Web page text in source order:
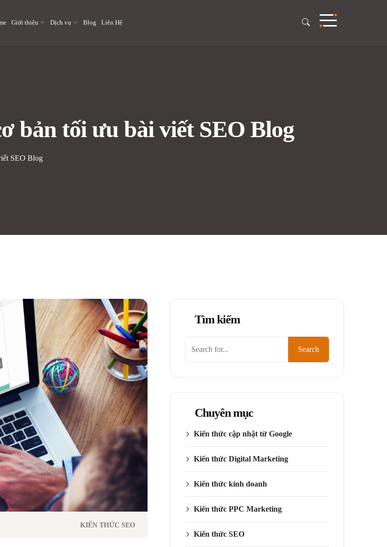
Giới thiệu Dịch vụ Blog Liên Hệ
bản tối ưu bài viết SEO Blog
SEO Blog
KIẾN THỨC SEO
Tìm kiếm
Search
Chuyên mục
Kiến thức cập nhật từ Google
Kiến thức Digital Marketing
Kiến thức kinh doanh
Kiến thức PPC Marketing
Kiến thức SEO